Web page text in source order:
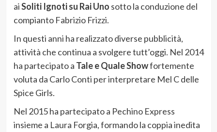
aiSoliti Ignoti su Rai Uno sotto la conduzione del
compianto Fabrizio Frizzi.
In questi anni ha realizzato diverse pubblicità,
attività che continua a svolgere tutt’oggi. Nel 2014
ha partecipato a Tale e Quale Showfortemente
voluta da Carlo Conti per interpretare Mel C delle
Spice Girls.
Nel 2015 ha partecipato a Pechino Express
insieme a Laura Forgia, formando la coppia inedita